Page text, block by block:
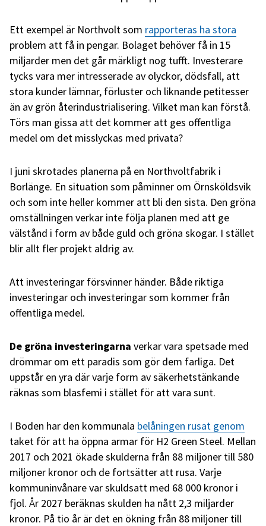
Ett exempel är Northvolt som rapporteras ha stora
problem att få in pengar. Bolaget behöver få in 15
miljarder men det går märkligt nog tufft. Investerare
tycks vara mer intresserade av olyckor, dödsfall, att
stora kunder lämnar, förluster och liknande petitesser
än av grön återindustrialisering. Vilket man kan förstå.
Törs man gissa att det kommer att ges offentliga
medel om det misslyckas med privata?
I juni skrotades planerna på en Northvoltfabrik i
Borlänge. En situation som påminner om Örnsköldsvik
och som inte heller kommer att bli den sista. Den gröna
omställningen verkar inte följa planen med att ge
välstånd i form av både guld och gröna skogar. I stället
blir allt fler projekt aldrig av.
Att investeringar försvinner händer. Både riktiga
investeringar och investeringar som kommer från
offentliga medel.
De gröna investeringarna verkar vara spetsade med
drömmar om ett paradis som gör dem farliga. Det
uppstår en yra där varje form av säkerhetstänkande
räknas som blasfemi i stället för att vara sunt.
I Boden har den kommunala belåningen rusat genom
taket för att ha öppna armar för H2 Green Steel. Mellan
2017 och 2021 ökade skulderna från 88 miljoner till 580
miljoner kronor och de fortsätter att rusa. Varje
kommuninvånare var skuldsatt med 68 000 kronor i
fjol. År 2027 beräknas skulden ha nått 2,3 miljarder
kronor. På tio år är det en ökning från 88 miljoner till